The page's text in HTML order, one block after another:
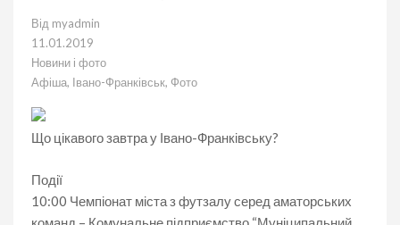
Від myadmin
11.01.2019
Новини і фото
Афіша, Івано-Франківськ, Фото
Що цікавого завтра у Івано-Франківську?
Події
10:00 Чемпіонат міста з футзалу серед аматорських